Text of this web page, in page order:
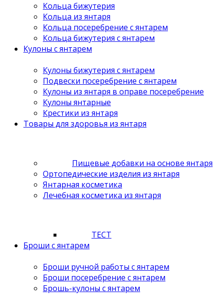
Кольца бижутерия
Кольца из янтаря
Кольца посеребрение с янтарем
Кольца бижутерия с янтарем
Кулоны с янтарем
Кулоны бижутерия с янтарем
Подвески посеребрение с янтарем
Кулоны из янтаря в оправе посеребрение
Кулоны янтарные
Крестики из янтаря
Товары для здоровья из янтаря
Пищевые добавки на основе янтаря
Ортопедические изделия из янтаря
Янтарная косметика
Лечебная косметика из янтаря
ТЕСТ
Броши с янтарем
Броши ручной работы с янтарем
Броши посеребрение с янтарем
Брошь-кулоны с янтарем